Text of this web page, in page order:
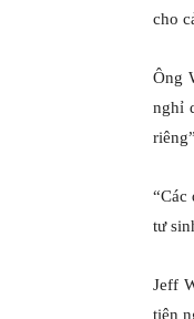
cho
Ông
nghỉ
“Các
tư
Jeff
tiện